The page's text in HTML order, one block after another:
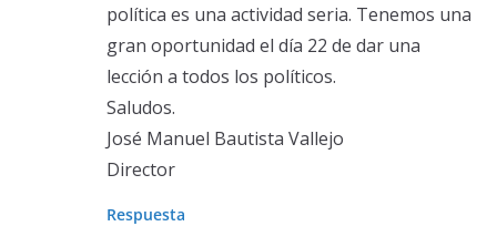
política es una actividad seria. Tenemos una
gran oportunidad el día 22 de dar una
lección a todos los políticos.
Saludos.
José Manuel Bautista Vallejo
Director
Respuesta